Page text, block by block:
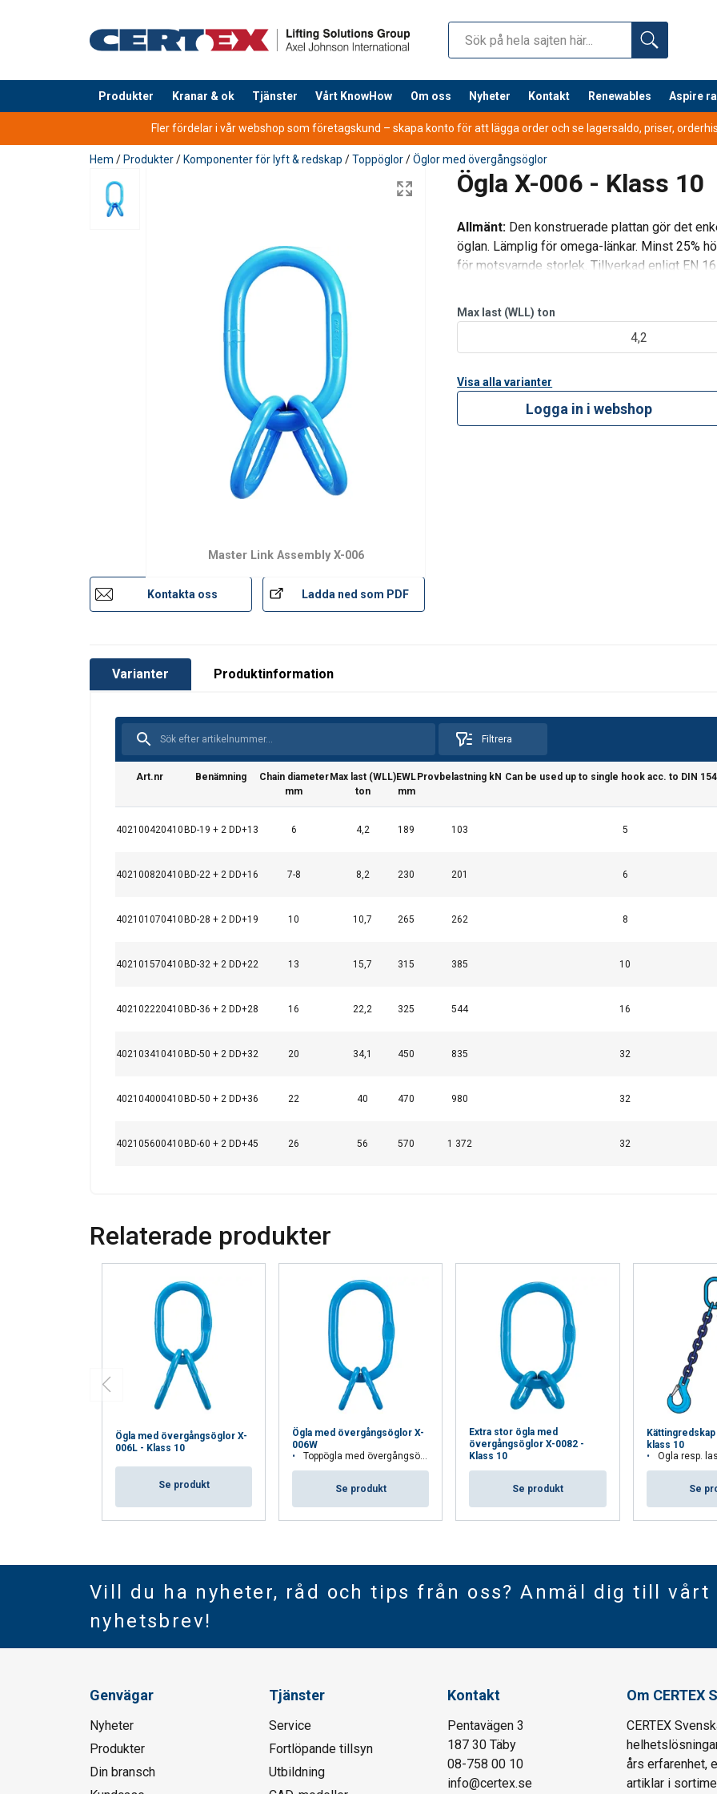
Produkter Kranar & ok Tjänster Vårt KnowHow Om oss Nyheter Kontakt Renewables Aspire
tillagd i varukorg
Fler fördelar i vår webshop som företagskund – skapa konto för att lägga order och se lagersaldo, priser,
Hem / Produkter/ Komponenter för lyft & redskap /Toppöglor/Öglor med övergångsöglor
Ögla X-006 - Klass 10
Master Link Assembly X-006
Kontakta oss Ladda ned som PDF
Allmänt: Den konstruerade plattan gör det
öglan. Lämplig för omega-länkar. Minst 25%
för motsvarnde storlek. Tillverkad enligt EN
Max last (WLL) ton
4,2
Visa alla varianter
Logga in i webshop
Varianter Produktinformation
Filtrera
Art.nr Benämning
Chain diameter
mm
Max last (WLL)
ton
EWL
mm
Provbelastning kN Can be used up to single hook acc. to DIN
402100420410 BD-19 + 2 DD+13 6 4,2 189 103 5
402100820410 BD-22 + 2 DD+16 7-8 8,2 230 201 6
402101070410 BD-28 + 2 DD+19 10 10,7 265 262 8
402101570410 BD-32 + 2 DD+22 13 15,7 315 385 10
402102220410 BD-36 + 2 DD+28 16 22,2 325 544 16
402103410410 BD-50 + 2 DD+32 20 34,1 450 835 32
402104000410 BD-50 + 2 DD+36 22 40 470 980 32
402105600410 BD-60 + 2 DD+45 26 56 570 1 372 32
Arbetstemperatur:
Säkerhetsfaktor:
Relaterade produkter
Ögla med övergångsöglor X-
006L - Klass 10
Se produkt
Ögla med övergångsöglor X-
006W
Toppögla med övergångsöglor för flerpartiga lyftredskap.
Se produkt
Extra stor ögla med
övergångsöglor X-0082 -
Klass 10
Se produkt
Kättingredskap
klass 10
Ögla resp.
Se
Vill du ha nyheter, råd och tips från oss? Anmäl dig till vårt
nyhetsbrev!
Genvägar
Nyheter
Produkter
Din bransch
Tjänster
Service
Fortlöpande tillsyn
Utbildning
Kontakt
Pentavägen 3
187 30 Täby
08-758 00 10
info@certex.se
Om CERTEX
CERTEX
års erfarenhet,
artiklar i
Vi använder cookies för att anpassa innehåll, annonser och för att analysera vår trafik.
kombinera den med annan information som du har tillhandahållit dem eller som de